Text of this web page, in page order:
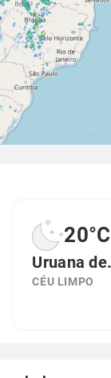
20°C
CÉU LIMPO